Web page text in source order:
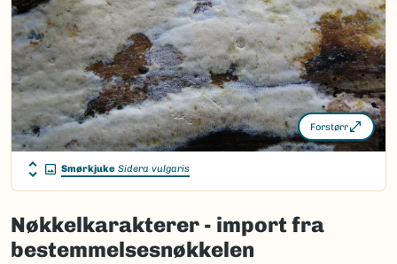
Forstørr
Smørkjuke Sidera vulgaris
Nøkkelkarakterer - import fra
bestemmelsesnøkkelen